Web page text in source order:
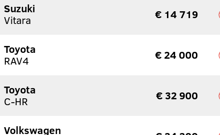
Suzuki
Vitara
€ 14 719
Toyota
RAV4
€ 24 000
Toyota
C-HR
€ 32 900
Volkswagen